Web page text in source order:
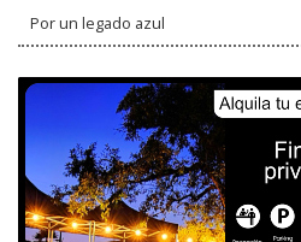
Por un legado azul